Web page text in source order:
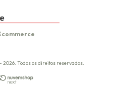
2026. Todos os direitos reservados.